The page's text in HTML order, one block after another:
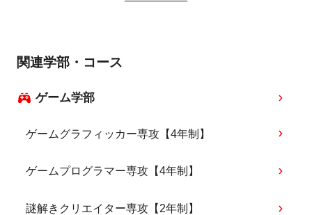
関連学部・コース
ゲーム学部
ゲームグラフィッカー専攻【4年制】
ゲームプログラマー専攻【4年制】
謎解きクリエイター専攻【2年制】